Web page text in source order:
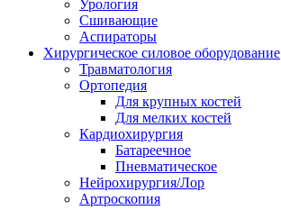
Урология
Сшивающие
Аспираторы
Хирургическое силовое оборудование
Травматология
Ортопедия
Для крупных костей
Для мелких костей
Кардиохирургия
Батареечное
Пневматическое
Нейрохирургия/Лор
Артроскопия